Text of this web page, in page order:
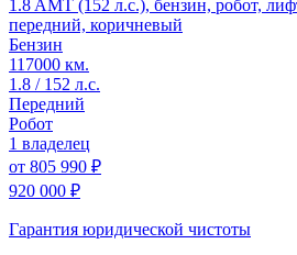
1.8 AMT (152 л.с.), бензин, робот,
передний, коричневый
Бензин
117000 км.
1.8 / 152 л.с.
Передний
Робот
1 владелец
от 805 990 ₽
920 000 ₽
Гарантия юридической чистоты